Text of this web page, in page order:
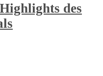
des